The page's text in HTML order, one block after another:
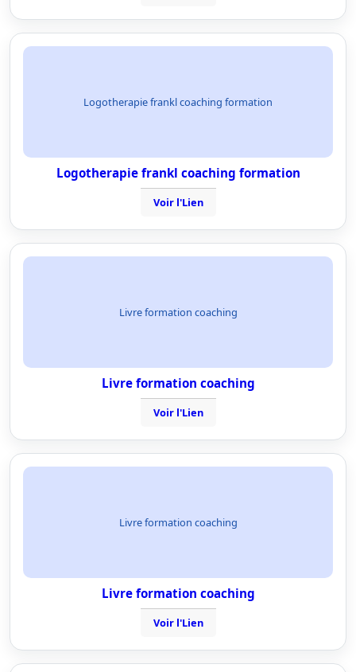
Logotherapie frankl coaching formation
Logotherapie frankl coaching formation
Voir l'Lien
Livre formation coaching
Livre formation coaching
Voir l'Lien
Livre formation coaching
Livre formation coaching
Voir l'Lien